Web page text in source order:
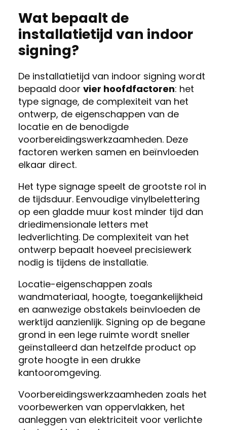
Wat bepaalt de
installatietijd van indoor
signing?
De installatietijd van indoor signing wordt
bepaald door vier hoofdfactoren: het
type signage, de complexiteit van het
ontwerp, de eigenschappen van de
locatie en de benodigde
voorbereidingswerkzaamheden. Deze
factoren werken samen en beïnvloeden
elkaar direct.
Het type signage speelt de grootste rol in
de tijdsduur. Eenvoudige vinylbelettering
op een gladde muur kost minder tijd dan
driedimensionale letters met
ledverlichting. De complexiteit van het
ontwerp bepaalt hoeveel precisiewerk
nodig is tijdens de installatie.
Locatie-eigenschappen zoals
wandmateriaal, hoogte, toegankelijkheid
en aanwezige obstakels beïnvloeden de
werktijd aanzienlijk. Signing op de begane
grond in een lege ruimte wordt sneller
geïnstalleerd dan hetzelfde product op
grote hoogte in een drukke
kantooromgeving.
Voorbereidingswerkzaamheden zoals het
voorbewerken van oppervlakken, het
aanleggen van elektriciteit voor verlichte